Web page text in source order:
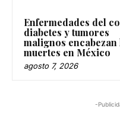
Enfermedades del
diabetes y tumores
malignos encabezan
muertes en México
agosto 7, 2026
-